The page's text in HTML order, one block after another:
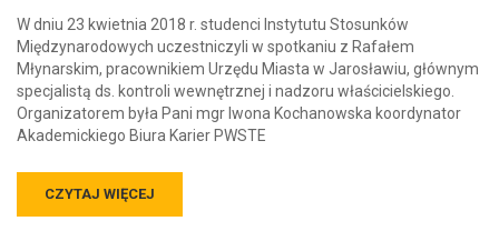
W dniu 23 kwietnia 2018 r. studenci Instytutu Stosunków
Międzynarodowych uczestniczyli w spotkaniu z Rafałem
Młynarskim, pracownikiem Urzędu Miasta w Jarosławiu, głównym
specjalistą ds. kontroli wewnętrznej i nadzoru właścicielskiego.
Organizatorem była Pani mgr Iwona Kochanowska koordynator
Akademickiego Biura Karier PWSTE
CZYTAJ WIĘCEJ